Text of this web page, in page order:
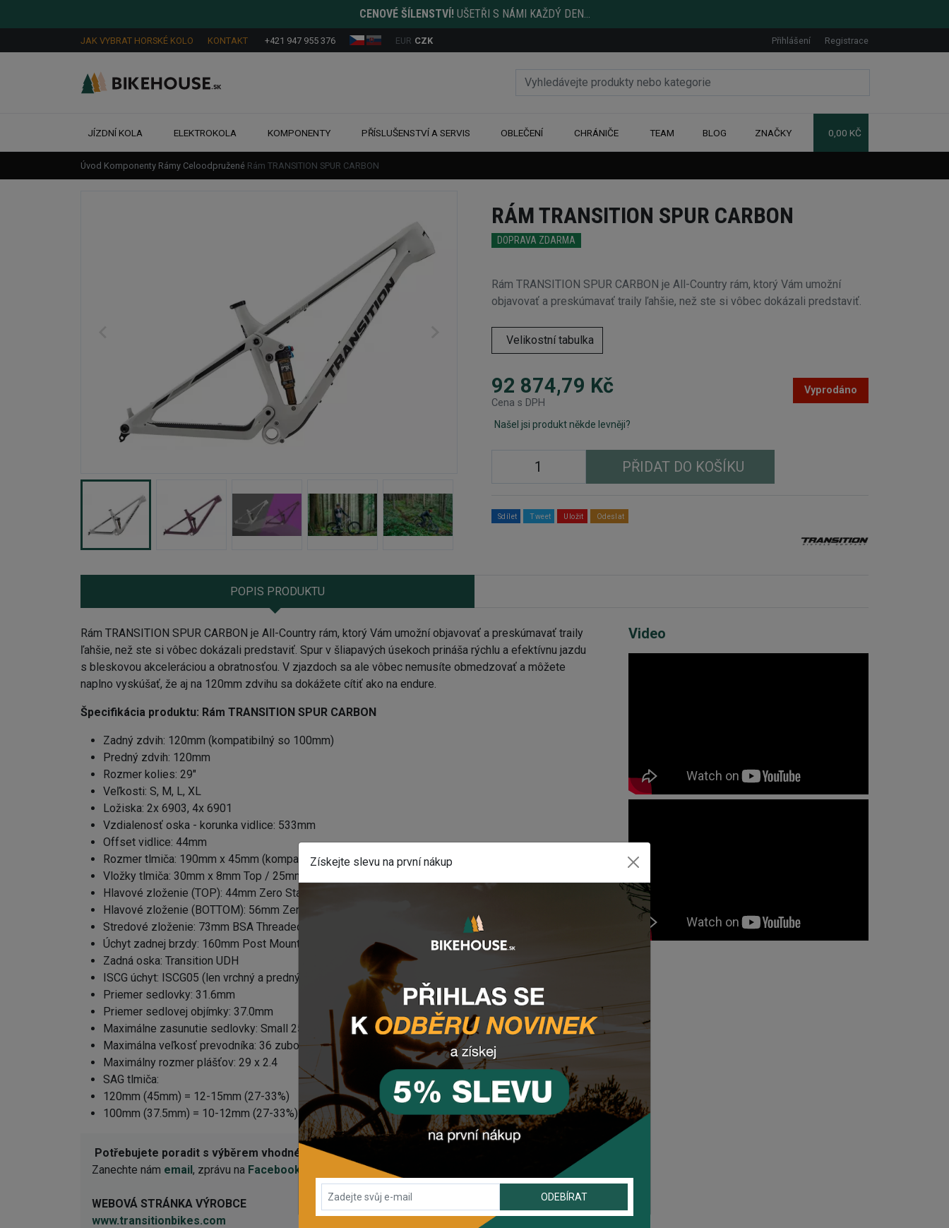
CENOVÉ ŠÍLENSTVÍ! UŠETŘI S NÁMI KAŽDÝ DEN...
JAK VYBRAT HORSKÉ KOLO KONTAKT +421 947 955 376 EUR CZK Přihlášení Registrace
JÍZDNÍ KOLA ELEKTROKOLA KOMPONENTY PŘÍSLUŠENSTVÍ A SERVIS OBLEČENÍ CHRÁNIČE TEAM BLOG ZNAČKY 0,00 KČ
Úvod Komponenty Rámy Celoodpružené Rám TRANSITION SPUR CARBON
RÁM TRANSITION SPUR CARBON
DOPRAVA ZDARMA
Rám TRANSITION SPUR CARBON je All-Country rám, ktorý Vám umožní
objavovať a preskúmavať traily ľahšie, než ste si vôbec dokázali predstaviť.
Velikostní tabulka
92 874,79 Kč
Cena s DPH
Vyprodáno
Našel jsi produkt někde levněji?
PŘIDAT DO KOŠÍKU
Sdílet Tweet Uložit Odeslat
POPIS PRODUKTU
Rám TRANSITION SPUR CARBON je All-Country rám, ktorý Vám umožní objavovať a preskúmavať traily
ľahšie, než ste si vôbec dokázali predstaviť. Spur v šliapavých úsekoch prináša rýchlu a efektívnu jazdu
s bleskovou akceleráciou a obratnosťou. V zjazdoch sa ale vôbec nemusíte obmedzovať a môžete
naplno vyskúšať, že aj na 120mm zdvihu sa dokážete cítiť ako na endure.
Špecifikácia produktu: Rám TRANSITION SPUR CARBON
Zadný zdvih: 120mm (kompatibilný so 100mm)
Predný zdvih: 120mm
Rozmer kolies: 29"
Veľkosti: S, M, L, XL
Ložiska: 2x 6903, 4x 6901
Vzdialenosť oska - korunka vidlice: 533mm
Offset vidlice: 44mm
Rozmer tlmiča: 190mm x 45mm (kompatibilný s 190mm x 37.5mm)
Vložky tlmiča: 30mm x 8mm Top / 25mm x 8mm Bottom
Hlavové zloženie (TOP): 44mm Zero Stack
Hlavové zloženie (BOTTOM): 56mm Zero Stack
Stredové zloženie: 73mm BSA Threaded
Úchyt zadnej brzdy: 160mm Post Mount, Max rozmer kotúča 180mm
Zadná oska: Transition UDH
ISCG úchyt: ISCG05 (len vrchný a predný úchyt)
Priemer sedlovky: 31.6mm
Priemer sedlovej objímky: 37.0mm
Maximálne zasunutie sedlovky: Small 250mm | Medium 280mm | Large 330mm | XL 330mm
Maximálna veľkosť prevodníka: 36 zubov
Maximálny rozmer plášťov: 29 x 2.4
SAG tlmiča:
120mm (45mm) = 12-15mm (27-33%)
100mm (37.5mm) = 10-12mm (27-33%)
Potřebujete poradit s výběrem vhodné komponenty?
Zanechte nám email, zprávu na Facebooku nebo využijte náš (zelené tlačítko vpravo dole).
WEBOVÁ STRÁNKA VÝROBCE
www.transitionbikes.com
Video
Získejte slevu na první nákup
ODEBÍRAT